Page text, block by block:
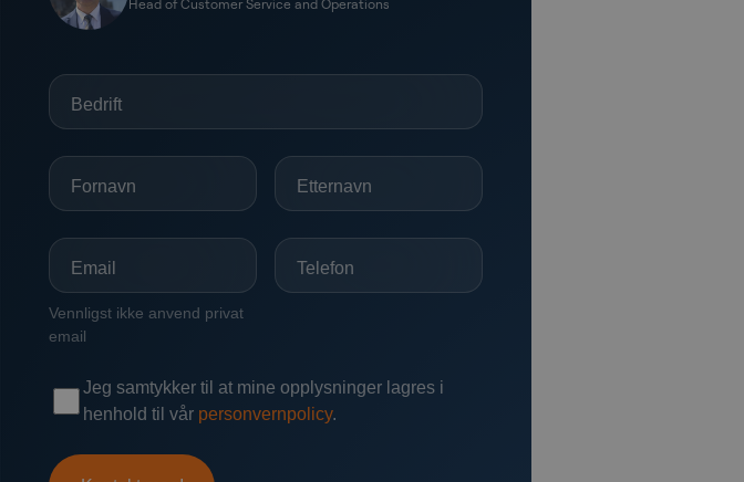
Head of Customer Service and Operations